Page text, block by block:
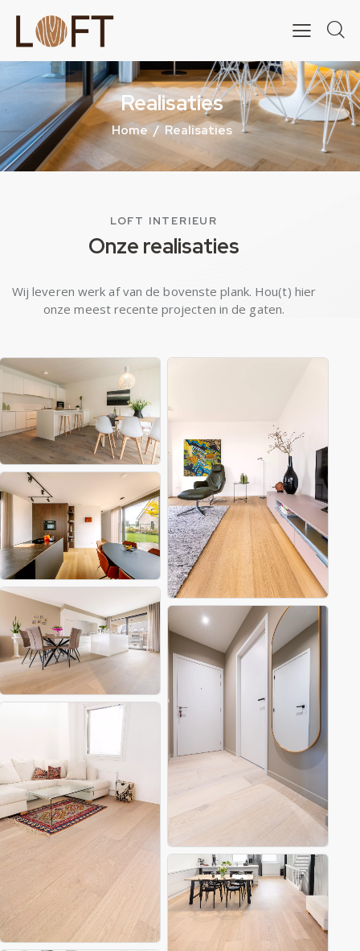
Realisaties
Home Realisaties
LOFT INTERIEUR
Onze realisaties
Wij leveren werk af van de bovenste plank. Hou(t) hier
onze meest recente projecten in de gaten.